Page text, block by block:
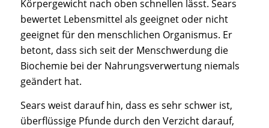
Körpergewicht nach oben schnellen lässt. Sears
bewertet Lebensmittel als geeignet oder nicht
geeignet für den menschlichen Organismus. Er
betont, dass sich seit der Menschwerdung die
Biochemie bei der Nahrungsverwertung niemals
geändert hat.
Sears weist darauf hin, dass es sehr schwer ist,
überflüssige Pfunde durch den Verzicht darauf,